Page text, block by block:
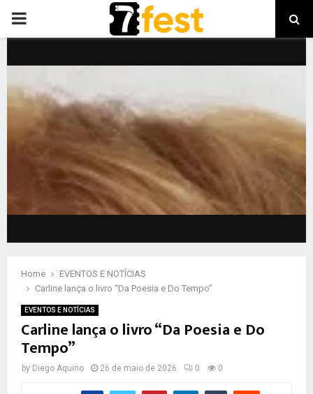
PRIMARY
Home
EVENTOS E NOTÍCIAS
Carline lança o livro “Da Poesia e Do Tempo”
EVENTOS E NOTÍCIAS
Carline lança o livro “Da Poesia e Do
Tempo”
by Diego Aquino 26 de maio de 2026 0 0